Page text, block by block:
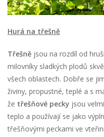
Hurá na třešně
Třešně jsou na rozdíl od
milovníky sladkých plodů
všech oblastech. Dobře se
živiny, propustné, teplé a s
že třešňové pecky jsou
teplo a používají se jako
třešňovými peckami ve